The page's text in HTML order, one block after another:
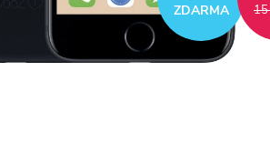
ZDARMA 15